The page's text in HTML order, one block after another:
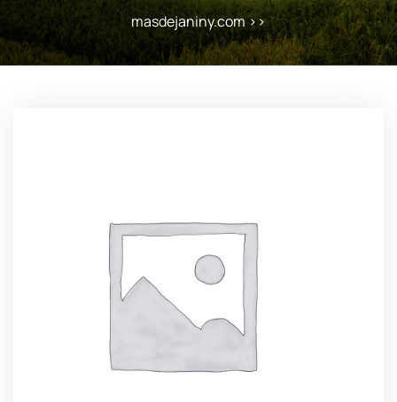
masdejaniny.com>>